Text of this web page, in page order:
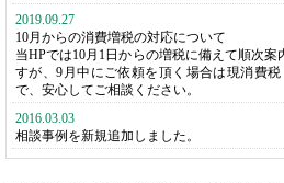
2019.09.27
10月からの消費増税の対応について
当HPでは10月1日からの増税に備えて順次
すが、9月中にご依頼を頂く場合は現消費
で、安心してご相談ください。
2016.03.03
相談事例を新規追加しました。